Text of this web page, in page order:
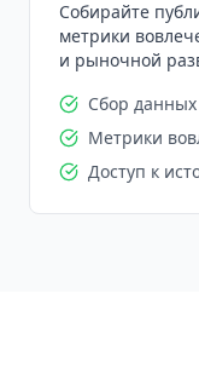
Собирайте
метрики
и рыночной
Сбор
Метрики
Доступ к